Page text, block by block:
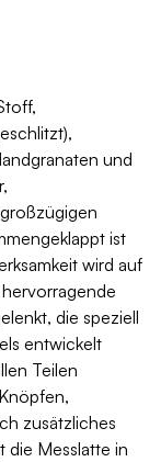
und
ist
wird auf
die speziell
entwickelt
Teilen
zusätzliches
die Messlatte in